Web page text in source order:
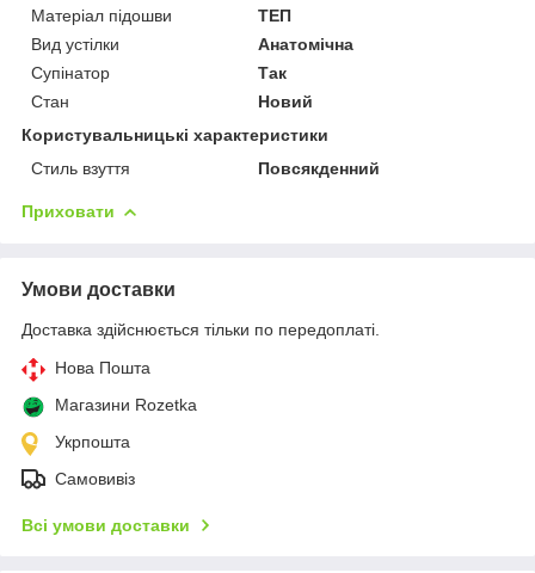
Матеріал підошви
ТЕП
Вид устілки
Анатомічна
Супінатор
Так
Стан
Новий
Користувальницькі характеристики
Стиль взуття
Повсякденний
Приховати
Умови доставки
Доставка здійснюється тільки по передоплаті.
Нова Пошта
Магазини Rozetka
Укрпошта
Самовивіз
Всі умови доставки